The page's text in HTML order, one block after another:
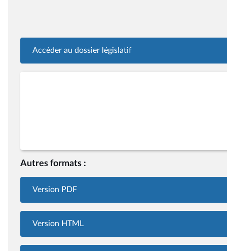
Accéder au dossier législatif
Autres formats :
Version PDF
Version HTML